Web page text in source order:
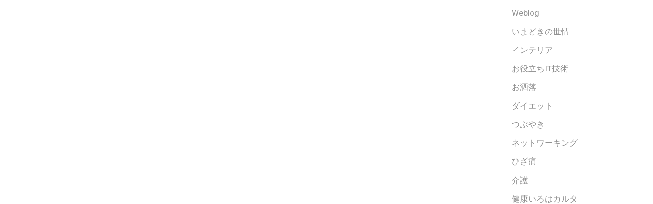
Weblog
いまどきの世情
インテリア
お役立ちIT技術
お洒落
ダイエット
つぶやき
ネットワーキング
ひざ痛
介護
健康いろはカルタ